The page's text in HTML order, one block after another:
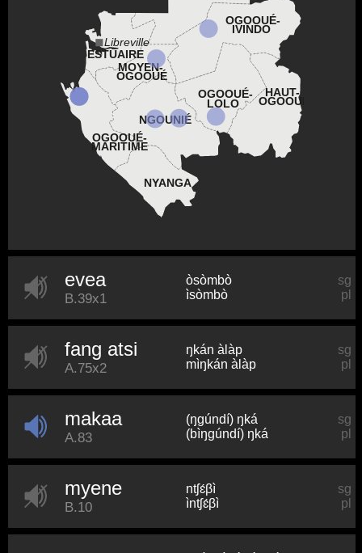
NYANGA
OGOOUÉ-
MARITIME
NGOUNIÉ
OGOOUÉ-
LOLO
HAUT-
OGOOUÉ
MOYEN-
OGOOUÉ
ESTUAIRE
OGOOUÉ-
IVINDO
Libreville
evea
B.39x1
òsòmbò
sg
ìsòmbò
pl
fang atsi
A.75x2
ŋkán àlàp
sg
mìŋkán àlàp
pl
makaa
A.83
(ŋɡúndí) ŋká
sg
(bìŋɡúndí) ŋká
pl
myene
B.10
ntʃɛ́βì
sg
ìntʃɛ́βì
pl